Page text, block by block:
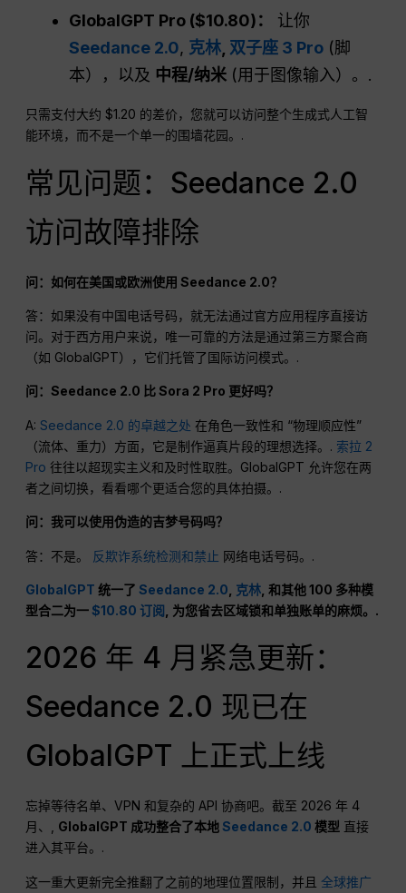
GlobalGPT Pro ($10.80)：
让你
Seedance 2.0, 克林 双子座 3 Pro (脚
本），以及 中程/纳米 (用于图像输入）。.
只需支付大约 $1.20 的差价，您就可以访问整个生成式人工智
能环境，而不是一个单一的围墙花园。.
常见问题：Seedance 2.0
访问故障排除
问：如何在美国或欧洲使用 Seedance 2.0？
答：如果没有中国电话号码，就无法通过官方应用程序直接访
问。对于西方用户来说，唯一可靠的方法是通过第三方聚合商
（如 GlobalGPT），它们托管了国际访问模式。.
问：Seedance 2.0 比 Sora 2 Pro 更好吗？
A:Seedance 2.0 的卓越之处 在角色一致性和 “物理顺应性”
（流体、重力）方面，它是制作逼真片段的理想选择。. 索拉 2
Pro 往往以超现实主义和及时性取胜。GlobalGPT 允许您在两
者之间切换，看看哪个更适合您的具体拍摄。.
问：我可以使用伪造的吉梦号码吗？
答：不是。 反欺诈系统检测和禁止 网络电话号码。.
GlobalGPT 统一了Seedance 2.0 克林 , 和其他 100 多种模
型合二为一$10.80 订阅 , 为您省去区域锁和单独账单的麻烦。.
2026 年 4 月紧急更新：
Seedance 2.0 现已在
GlobalGPT 上正式上线
忘掉等待名单、VPN 和复杂的 API 协商吧。截至 2026 年 4
月、, GlobalGPT 成功整合了本地Seedance 2.0 模型 直接
进入其平台。.
这一重大更新完全推翻了之前的地理位置限制，并且全球推广